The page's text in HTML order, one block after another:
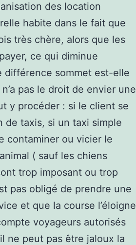
des location
habite dans le fait que
très chère, alors que les
ce qui diminue
différence sommet est-elle
pas le droit de envier une
y procéder : si le client se
de taxis, si un taxi simple
contaminer ou vicier le
( sauf les chiens
trop imposant ou trop
pas obligé de prendre une
et que la course l’éloigne
voyageurs autorisés
ne peut pas être jaloux la